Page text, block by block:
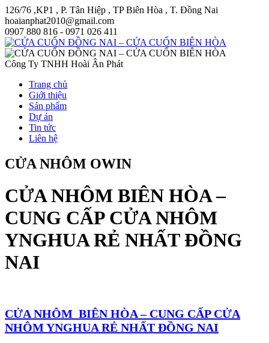
126/76 ,KP1 , P. Tân Hiệp , TP Biên Hòa , T. Đồng Nai
hoaianphat2010@gmail.com
0907 880 816 - 0971 026 411
Công Ty TNHH Hoài Ân Phát
Trang chủ
Giới thiệu
Sản phẩm
Dự án
Tin tức
Liên hệ
CỬA NHÔM OWIN
CỬA NHÔM BIÊN HÒA –
CUNG CẤP CỬA NHÔM
YNGHUA RẺ NHẤT ĐỒNG
NAI
CỬA NHÔM BIÊN HÒA – CUNG CẤP CỬA
NHÔM YNGHUA RẺ NHẤT ĐỒNG NAI